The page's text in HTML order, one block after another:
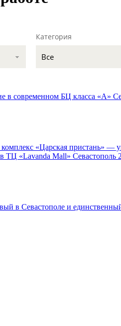
Категория
Все
в современном БЦ класса «А»
«Царская пристань» —
ТЦ «Lavanda Mall» Севастополь
в Севастополе и